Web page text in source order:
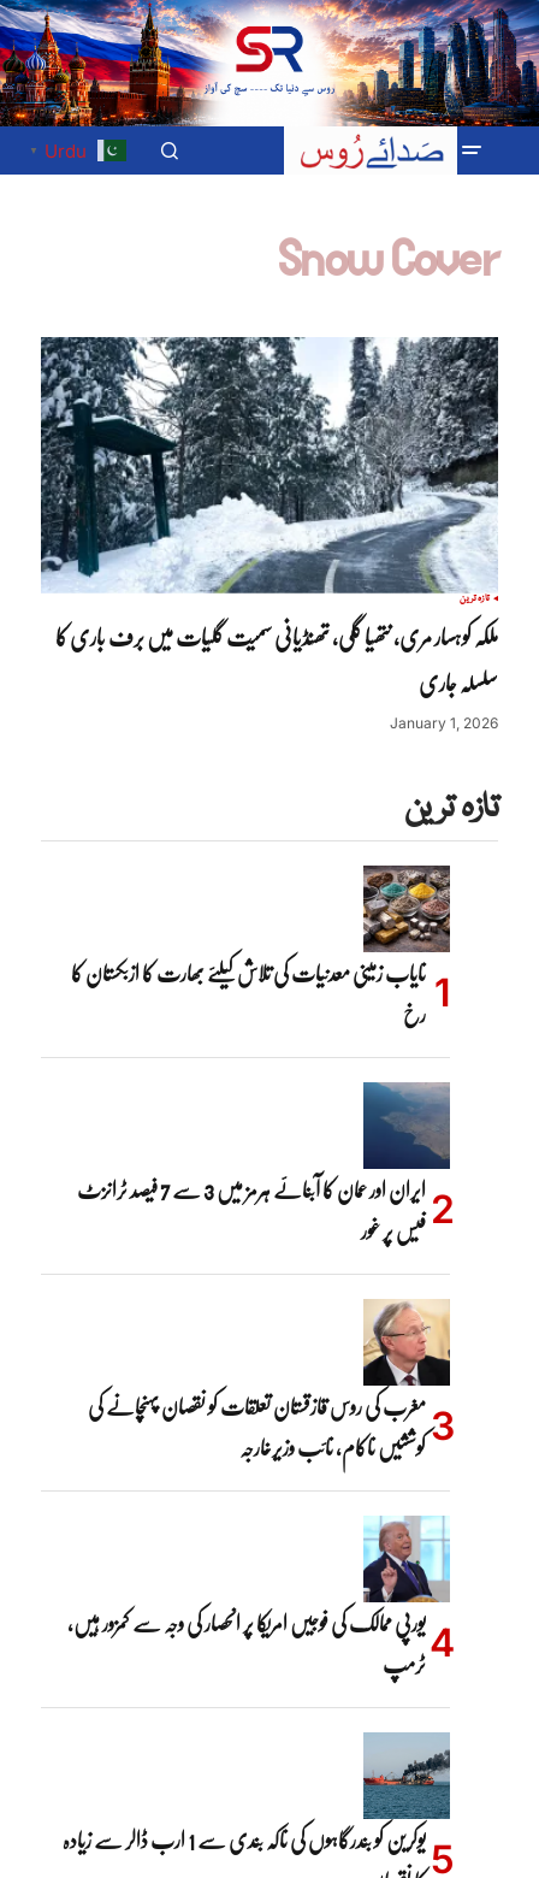
Urdu
▼
Snow Cover
تازہ ترین
ملکہ کوہسار مری، نتھیا گلی، تھنڈیانی سمیت گلیات میں برف باری کا
سلسلہ جاری
January 1, 2026
تازہ ترین
نایاب زمینی معدنیات کی تلاش کیلئے بھارت کا ازبکستان کا
رخ
ایران اور عمان کا آبنائے ہرمز میں 3 سے 7 فیصد ٹرانزٹ
فیس پر غور
مغرب کی روس قازقستان تعلقات کو نقصان پہنچانے کی
کوششیں ناکام، نائب وزیرخارجہ
یورپی ممالک کی فوجیں امریکا پر انحصار کی وجہ سے کمزور ہیں،
ٹرمپ
یوکرین کو بندرگاہوں کی ناکہ بندی سے 1 ارب ڈالر سے زیادہ